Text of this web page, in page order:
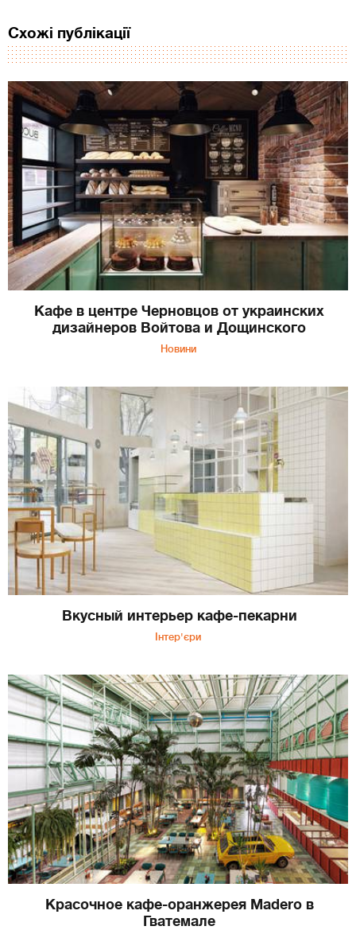
Схожі публікації
Кафе в центре Черновцов от украинских
дизайнеров Войтова и Дощинского
Новини
Вкусный интерьер кафе-пекарни
Інтер'єри
Красочное кафе-оранжерея Madero в
Гватемале